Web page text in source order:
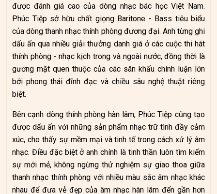
được đánh giá cao của dòng nhạc bác học Việt Nam.
Phúc Tiệp sở hữu chất giọng Baritone - Bass tiêu biểu
của dòng thanh nhạc thính phòng đương đại. Anh từng ghi
dấu ấn qua nhiều giải thưởng danh giá ở các cuộc thi hát
thính phòng - nhạc kịch trong và ngoài nước, đồng thời là
gương mặt quen thuộc của các sân khấu chính luận lớn
bởi phong thái đĩnh đạc và chiều sâu nghệ thuật riêng
biệt.
Bên cạnh dòng thính phòng hàn lâm, Phúc Tiệp cũng tạo
được dấu ấn với những sản phẩm nhạc trữ tình đầy cảm
xúc, cho thấy sự mềm mại và tinh tế trong cách xử lý âm
nhạc. Điều đặc biệt ở anh chính là tinh thần luôn tìm kiếm
sự mới mẻ, không ngừng thử nghiệm sự giao thoa giữa
thanh nhạc thính phòng với nhiều màu sắc âm nhạc khác
nhau để đưa vẻ đẹp của âm nhạc hàn lâm đến gần hơn